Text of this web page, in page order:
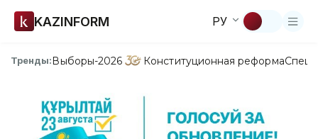
KAZINFORM РУ
Тренды:Выборы-2026 Конституционная реформа